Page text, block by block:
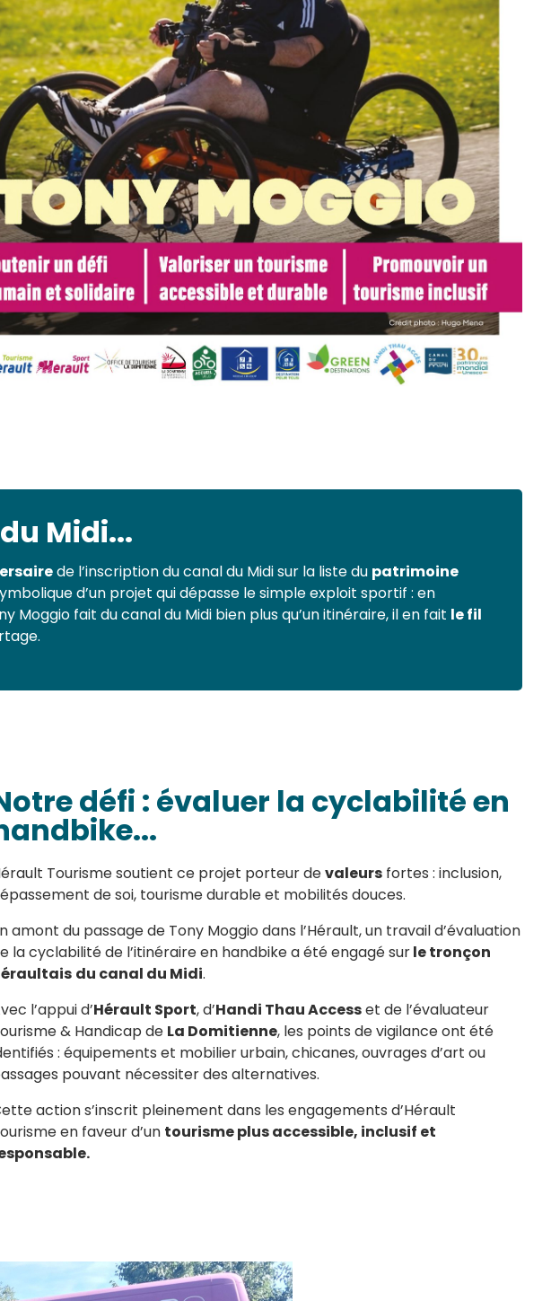
Midi...
de l’inscription du canal du Midi sur la liste du patrimoine
d’un projet qui dépasse le simple exploit sportif : en
fait du canal du Midi bien plus qu’un itinéraire, il en fait le fil
défi : évaluer la cyclabilité en
Tourisme soutient ce projet porteur devaleurs fortes : inclusion,
de soi, tourisme durable et mobilités douces.
amont du passage de Tony Moggio dans l’Hérault, un travail d’évaluation
la cyclabilité de l’itinéraire en handbike a été engagé surle tronçon
du canal du Midi.
l’appui d’Hérault Sport, d’Handi Thau Accesset de l’évaluateur
& Handicap de La Domitienne, les points de vigilance ont été
: équipements et mobilier urbain, chicanes, ouvrages d’art ou
pouvant nécessiter des alternatives.
action s’inscrit pleinement dans les engagements d’Hérault
en faveur d’un tourisme plus accessible, inclusif et